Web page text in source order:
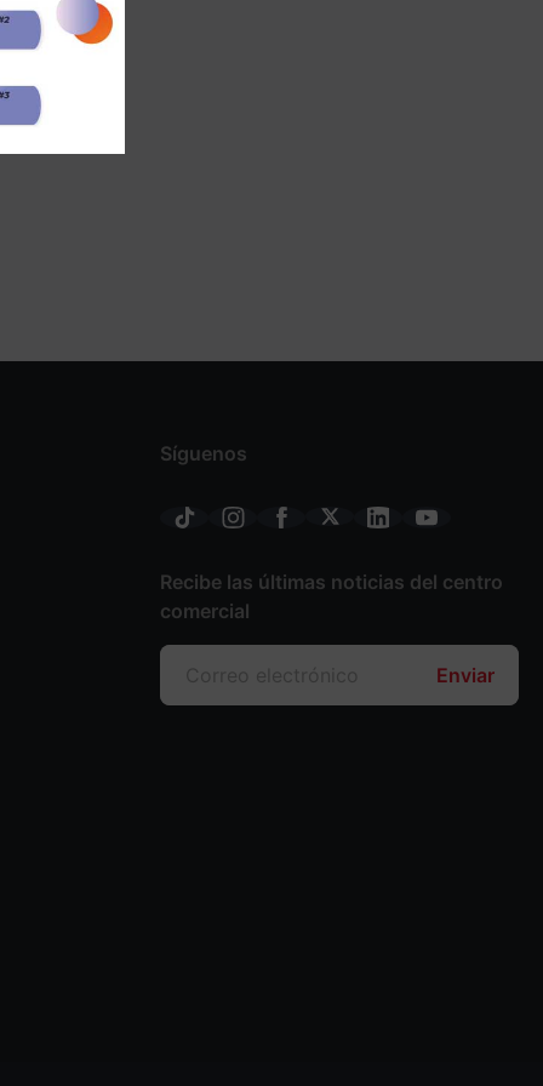
Síguenos
Recibe las últimas noticias del centro
comercial
Enviar